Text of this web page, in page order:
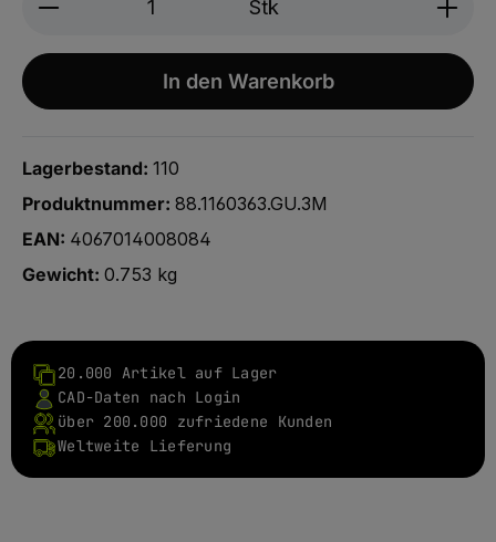
Stk
In den Warenkorb
Lagerbestand: 110
Produktnummer: 88.1160363.GU.3M
EAN: 4067014008084
Gewicht: 0.753 kg
20.000 Artikel auf Lager
CAD-Daten nach Login
über 200.000 zufriedene Kunden
Weltweite Lieferung